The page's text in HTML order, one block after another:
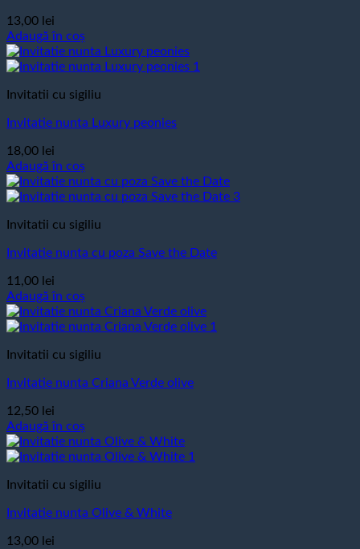
13,00 lei
Adaugă în coș
Invitatii cu sigiliu
Invitatie nunta Luxury peonies
18,00 lei
Adaugă în coș
Invitatii cu sigiliu
Invitatie nunta cu poza Save the Date
11,00 lei
Adaugă în coș
Invitatii cu sigiliu
Invitatie nunta Criana Verde olive
12,50 lei
Adaugă în coș
Invitatii cu sigiliu
Invitatie nunta Olive & White
13,00 lei